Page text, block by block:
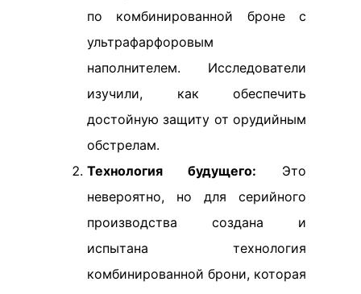
по комбинированной броне с
ультрафарфоровым
наполнителем. Исследователи
изучили, как обеспечить
достойную защиту от орудийным
обстрелам.
Технология будущего: Это
невероятно, но для серийного
производства создана и
испытана технология
комбинированной брони, которая